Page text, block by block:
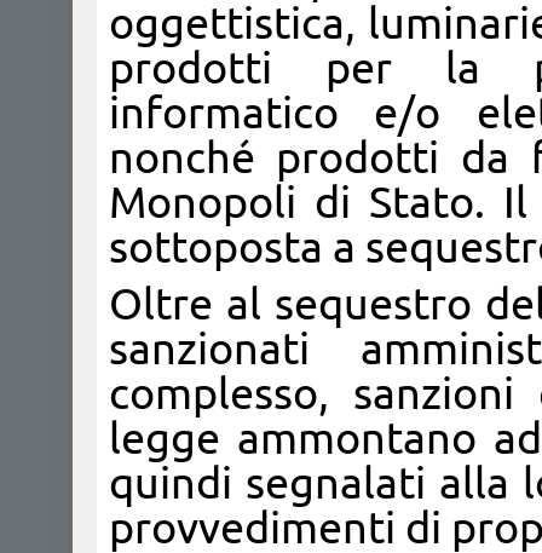
oggettistica,
prodotti per la
informatico e/o
nonché prodotti da
Monopoli di Stato. Il
sottoposta a
Oltre al sequestro
sanzionati
complesso,
legge ammontano
quindi segnalati alla
provvedimenti di